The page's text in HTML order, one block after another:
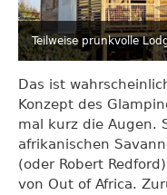
Teilweise prunkvolle
Das ist
Konzept des
mal kurz die Augen.
afrikanischen
(oder Robert
von Out of Africa.